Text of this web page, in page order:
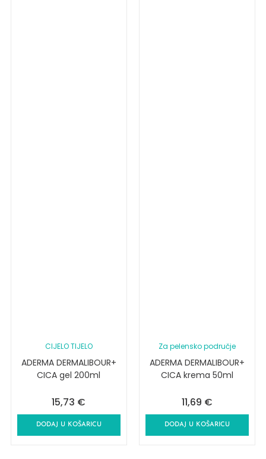
CIJELO TIJELO
ADERMA DERMALIBOUR+
CICA gel 200ml
15,73 €
DODAJ U KOŠARICU
Za pelensko područje
ADERMA DERMALIBOUR+
CICA krema 50ml
11,69 €
DODAJ U KOŠARICU